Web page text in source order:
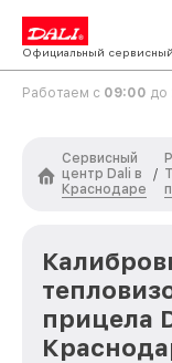
Официальный
Работаем с 09:00 до
Сервисный
центр Dali в
Краснодаре
/
прицела